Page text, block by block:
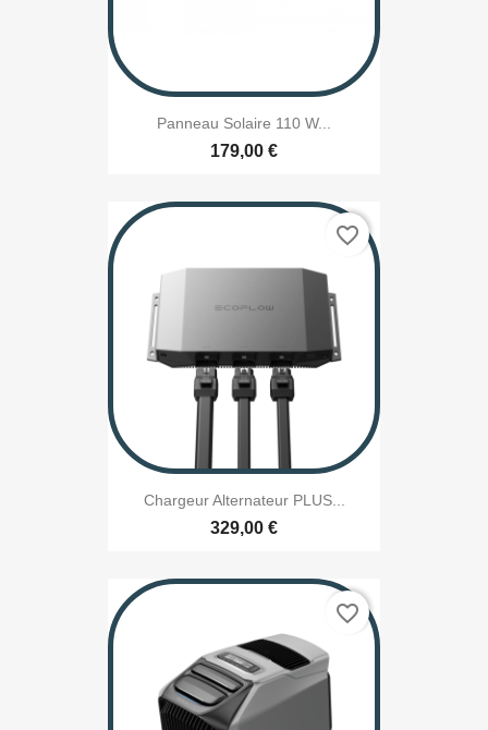
Panneau Solaire 110 W...
179,00 €
Chargeur Alternateur PLUS...
329,00 €
favorite_border
favorite_border